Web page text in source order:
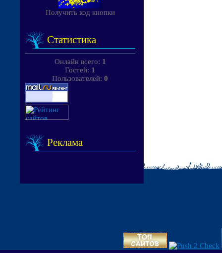
Получить код кнопки
Статистика
Онлайн всего: 1
Гостей: 1
Пользователей: 0
Реклама